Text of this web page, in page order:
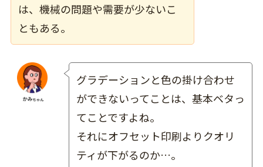
は、機械の問題や需要が少ないこ
ともある。
グラデーションと色の掛け合わせ
ができないってことは、基本ベタっ
てことですよね。
それにオフセット印刷よりクオリ
ティが下がるのか…。